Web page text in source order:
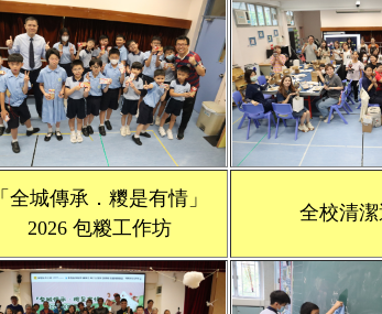
「全城傳承．糭是有情」
2026 包糉工作坊
全校清